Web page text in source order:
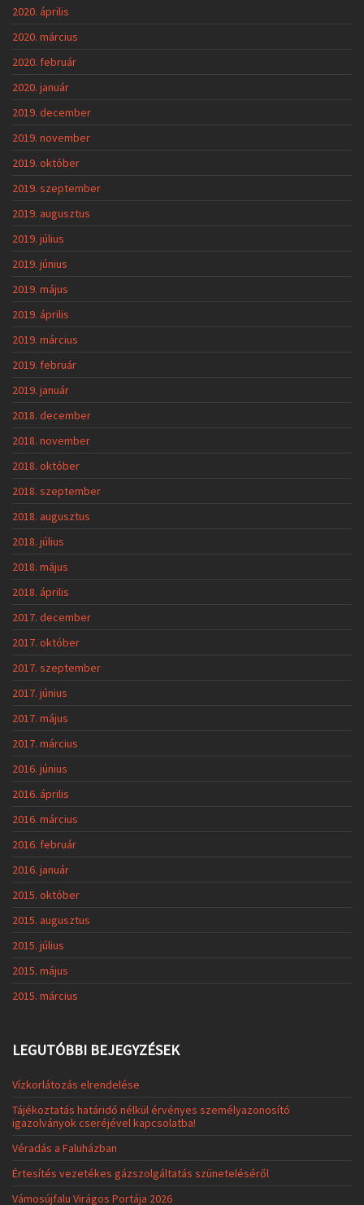
2020. április
2020. március
2020. február
2020. január
2019. december
2019. november
2019. október
2019. szeptember
2019. augusztus
2019. július
2019. június
2019. május
2019. április
2019. március
2019. február
2019. január
2018. december
2018. november
2018. október
2018. szeptember
2018. augusztus
2018. július
2018. május
2018. április
2017. december
2017. október
2017. szeptember
2017. június
2017. május
2017. március
2016. június
2016. április
2016. március
2016. február
2016. január
2015. október
2015. augusztus
2015. július
2015. május
2015. március
LEGUTÓBBI BEJEGYZÉSEK
Vízkorlátozás elrendelése
Tájékoztatás határidő nélkül érvényes személyazonosító
igazolványok cseréjével kapcsolatba!
Véradás a Faluházban
Értesítés vezetékes gázszolgáltatás szüneteléséről
Vámosújfalu Virágos Portája 2026